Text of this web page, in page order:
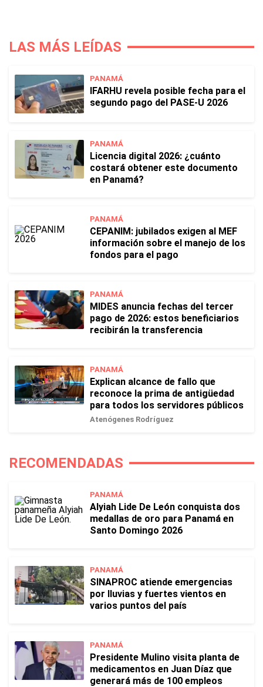
LAS MÁS LEÍDAS
PANAMÁ
IFARHU revela posible fecha para el
segundo pago del PASE-U 2026
PANAMÁ
Licencia digital 2026: ¿cuánto
costará obtener este documento
en Panamá?
PANAMÁ
CEPANIM: jubilados exigen al MEF
información sobre el manejo de los
fondos para el pago
PANAMÁ
MIDES anuncia fechas del tercer
pago de 2026: estos beneficiarios
recibirán la transferencia
PANAMÁ
Explican alcance de fallo que
reconoce la prima de antigüedad
para todos los servidores públicos
Atenógenes Rodríguez
RECOMENDADAS
PANAMÁ
Alyiah Lide De León conquista dos
medallas de oro para Panamá en
Santo Domingo 2026
PANAMÁ
SINAPROC atiende emergencias
por lluvias y fuertes vientos en
varios puntos del país
PANAMÁ
Presidente Mulino visita planta de
medicamentos en Juan Díaz que
generará más de 100 empleos